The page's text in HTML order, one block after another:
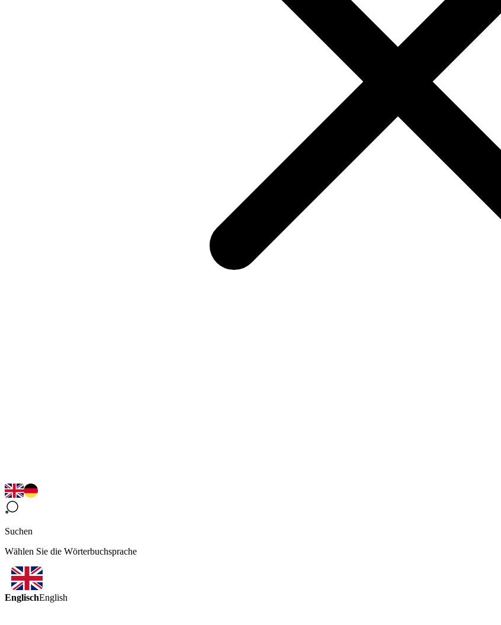
Suchen
Wählen Sie die Wörterbuchsprache
EnglischEnglish